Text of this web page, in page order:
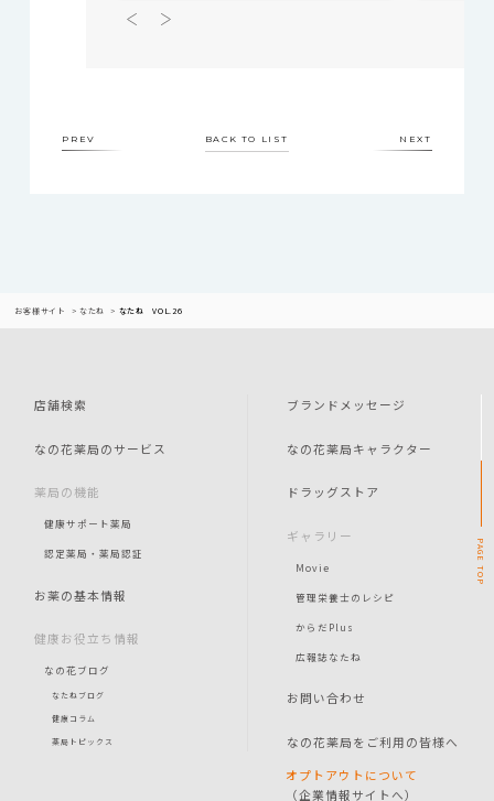
PREV BACK TO LIST NEXT
お客様サイト なたね なたね VOL.26
店舗検索
なの花薬局のサービス
薬局の機能
健康サポート薬局
認定薬局・薬局認証
お薬の基本情報
健康お役立ち情報
なの花ブログ
なたねブログ
健康コラム
薬局トピックス
ブランドメッセージ
なの花薬局キャラクター
ドラッグストア
ギャラリー
Movie
管理栄養士のレシピ
からだPlus
広報誌なたね
お問い合わせ
なの花薬局をご利用の皆様へ
オプトアウトについて
（企業情報サイトへ）
PAGE
TOP